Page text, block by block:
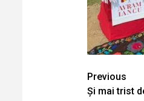
Previous
Și mai trist